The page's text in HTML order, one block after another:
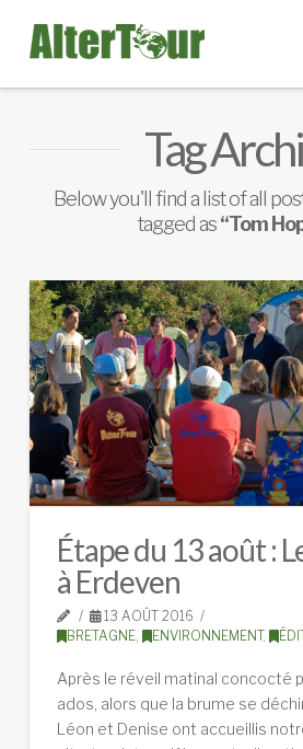
Tag
Below you'll find a list of all
tagged as“Tom
Étape du 13 août :
à Erdeven
13 AOÛT 2016
BRETAGNE, ENVIRONNEMENT,
Après le réveil matinal concocté
ados, alors que la brume se
Léon et Denise ont accueillis